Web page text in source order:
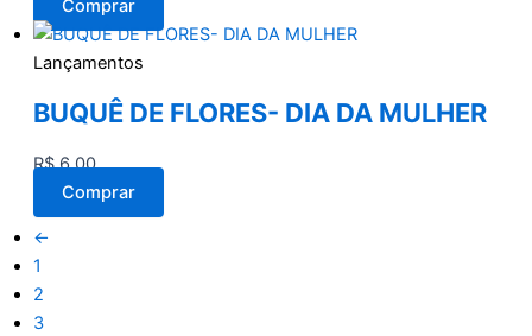
Comprar
Lançamentos
BUQUÊ DE FLORES- DIA DA MULHER
R$6,00
Comprar
←
1
2
3